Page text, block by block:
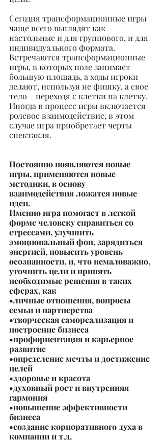
Сегодня трансформационные игры
чаще всего выглядят как
настольные и для группового, и для
индивидуального формата.
Встречаются трансформационные
игры, в которых поле занимает
большую площадь, а ходы игроки
делают, используя не фишку, а свое
тело – переходя с клетки на клетку.
Иногда в процесс игры включается
ролевое взаимодействие, в этом
случае игра приобретает черты
спектакля.
Постоянно появляются новые
игры, применяются новые
методики, в основу
взаимодействия ложатся новые
идеи.
Именно игра помогает в легкой
форме человеку справиться со
стрессами, улучшить
эмоциональный фон, зарядиться
энергией, повысить уровень
осознанности, и, что немаловажно,
уточнить цели и принять
необходимые решения в таких
сферах, как
•личные отношения, вопросы
семьи и партнерства
•творческая самореализация и
построение бизнеса
•профориентация и карьерное
развитие
•определение мечты и достижение
целей
•здоровье и красота
•духовный рост и внутренняя
гармония
•повышение эффективности
бизнеса
•создание корпоративного духа в
компании и т.д.